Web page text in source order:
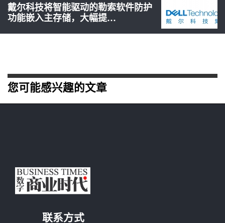
戴尔科技将智能驱动的勒索软件防护
功能嵌入主存储，大幅提…
您可能感兴趣的文章
联系方式